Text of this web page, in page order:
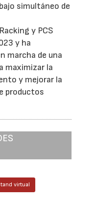
simultáneo de
y PCS
y ha
marcha de una
maximizar la
y mejorar la
productos
virtual